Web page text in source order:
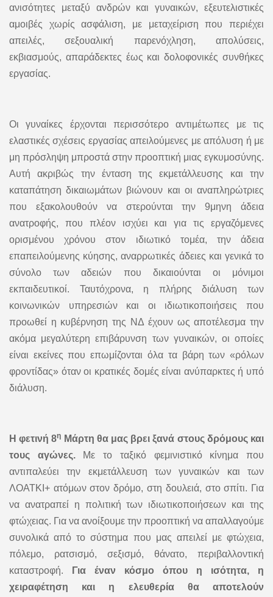
ανισότητες μεταξύ ανδρών και γυναικών, εξευτελιστικές
αμοιβές χωρίς ασφάλιση, με μεταχείριση που περιέχει
απειλές, σεξουαλική παρενόχληση, απολύσεις,
εκβιασμούς, απαράδεκτες έως και δολοφονικές συνθήκες
εργασίας.
Οι γυναίκες έρχονται περισσότερο αντιμέτωπες με τις
ελαστικές σχέσεις εργασίας απειλούμενες με απόλυση ή με
μη πρόσληψη μπροστά στην προοπτική μιας εγκυμοσύνης.
Αυτή ακριβώς την ένταση της εκμετάλλευσης και την
καταπάτηση δικαιωμάτων βιώνουν και οι αναπληρώτριες
που εξακολουθούν να στερούνται την 9μηνη άδεια
ανατροφής, που πλέον ισχύει και για τις εργαζόμενες
ορισμένου χρόνου στον ιδιωτικό τομέα, την άδεια
επαπειλούμενης κύησης, αναρρωτικές άδειες και γενικά το
σύνολο των αδειών που δικαιούνται οι μόνιμοι
εκπαιδευτικοί. Ταυτόχρονα, η πλήρης διάλυση των
κοινωνικών υπηρεσιών και οι ιδιωτικοποιήσεις που
προωθεί η κυβέρνηση της ΝΔ έχουν ως αποτέλεσμα την
ακόμα μεγαλύτερη επιβάρυνση των γυναικών, οι οποίες
είναι εκείνες που επωμίζονται όλα τα βάρη των «ρόλων
φροντίδας» όταν οι κρατικές δομές είναι ανύπαρκτες ή υπό
διάλυση.
Η φετινή 8η Μάρτη θα μας βρει ξανά στους δρόμους και
τους αγώνες. Με το ταξικό φεμινιστικό κίνημα που
αντιπαλεύει την εκμετάλλευση των γυναικών και των
ΛΟΑΤΚΙ+ ατόμων στον δρόμο, στη δουλειά, στο σπίτι. Για
να ανατραπεί η πολιτική των ιδιωτικοποιήσεων και της
φτώχειας. Για να ανοίξουμε την προοπτική να απαλλαγούμε
συνολικά από το σύστημα που μας απειλεί με φτώχεια,
πόλεμο, ρατσισμό, σεξισμό, θάνατο, περιβαλλοντική
καταστροφή.
Για έναν κόσμο όπου η ισότητα, η
χειραφέτηση και η ελευθερία θα αποτελούν